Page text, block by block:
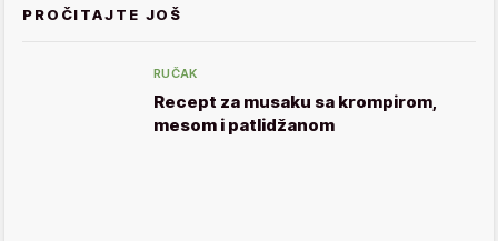
PROČITAJTE JOŠ
RUČAK
Recept za musaku sa krompirom,
mesom i patlidžanom